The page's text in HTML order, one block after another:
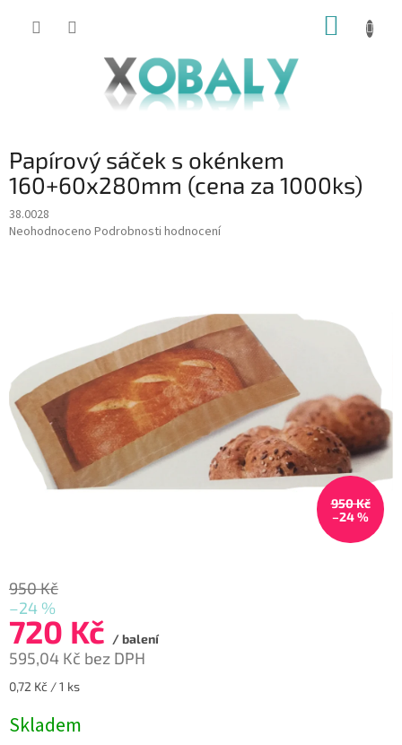
KOŠÍK
Papírový sáček s okénkem
160+60x280mm (cena za 1000ks)
38.0028
Průměrné
hvězdiček.
Neohodnoceno Podrobnosti hodnocení
950 Kč
–24 %
950 Kč
–24 %
720 Kč / balení
595,04 Kč bez DPH
Měrná
0,72 Kč / 1 ks
Skladem